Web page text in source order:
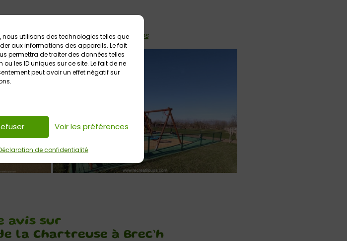
nous utilisons des technologies telles que
aux informations des appareils. Le fait
permettra de traiter des données telles
les ID uniques sur ce site. Le fait de ne
peut avoir un effet négatif sur
Voir les préférences
de confidentialité
et avec les animaux des Poneys du Clos
avis sur
la Chartreuse à Brec’h